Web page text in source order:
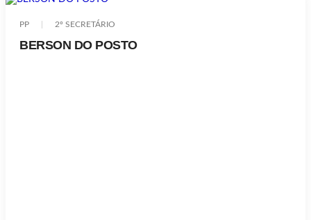
PP 2º SECRETÁRIO
BERSON DO POSTO